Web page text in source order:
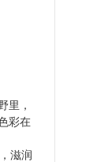
里，
彩在
滋润